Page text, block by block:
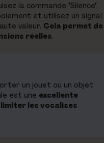
la commande "Silence".
et utilisez un signal
valeur. Cela permet de
réelles.
un jouet ou un objet
est une excellente
les vocalises